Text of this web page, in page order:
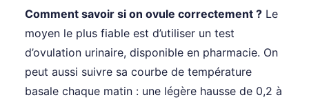
Comment savoir si on ovule correctement ? Le
moyen le plus fiable est d’utiliser un test
d’ovulation urinaire, disponible en pharmacie. On
peut aussi suivre sa courbe de température
basale chaque matin : une légère hausse de 0,2 à